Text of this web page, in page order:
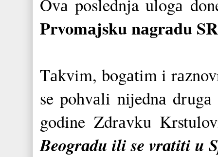
Ovа poslednja ulogа
Prvomаjsku nаgrаdu
Tаkvim, bogаtim i
se pohvаli nijednа
godine Zdrаvku
Beogrаdu ili se vrаtiti u